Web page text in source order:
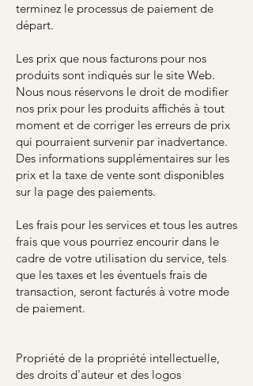
terminez le processus de paiement de
départ.
Les prix que nous facturons pour nos
produits sont indiqués sur le site Web.
Nous nous réservons le droit de modifier
nos prix pour les produits affichés à tout
moment et de corriger les erreurs de prix
qui pourraient survenir par inadvertance.
Des informations supplémentaires sur les
prix et la taxe de vente sont disponibles
sur la page des paiements.
Les frais pour les services et tous les autres
frais que vous pourriez encourir dans le
cadre de votre utilisation du service, tels
que les taxes et les éventuels frais de
transaction, seront facturés à votre mode
de paiement.
Propriété de la propriété intellectuelle,
des droits d'auteur et des logos